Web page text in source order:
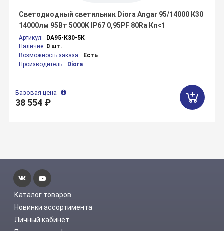
Артикул:
DA95-K30-5K
Наличие: 0 шт.
Возможность заказа:
Есть
Производитель:
Diora
Светодиодный светильник Diora Angar 95/14000 К30
14000лм 95Вт 5000K IP67 0,95PF 80Ra Кп<1
Базовая цена
38 554 ₽
Каталог товаров
Новинки ассортимента
Личный кабинет